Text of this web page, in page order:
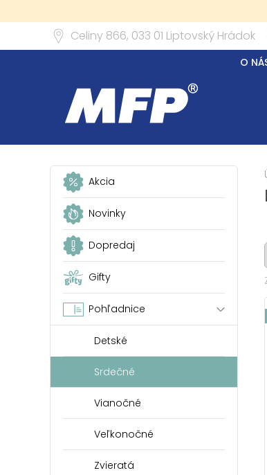
Celiny 866, 033 01 Liptovský Hrádok
O
Akcia
Novinky
Dopredaj
Gifty
Pohľadnice
Detské
Srdečné
Vianočné
Veľkonočné
Zvieratá